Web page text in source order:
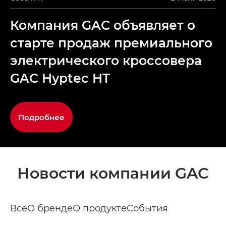
Компания GAC объявляет о
старте продаж премиального
электрического кроссовера
GAC Hyptec HT
Подробнее
Новости компании GAC
ВсеО брендеО продуктеСобытия